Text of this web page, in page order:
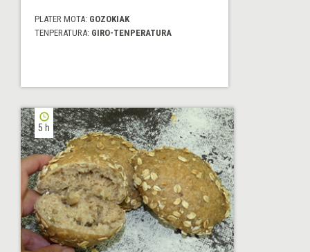
PLATER MOTA: GOZOKIAK
TENPERATURA: GIRO-TENPERATURA
5 h